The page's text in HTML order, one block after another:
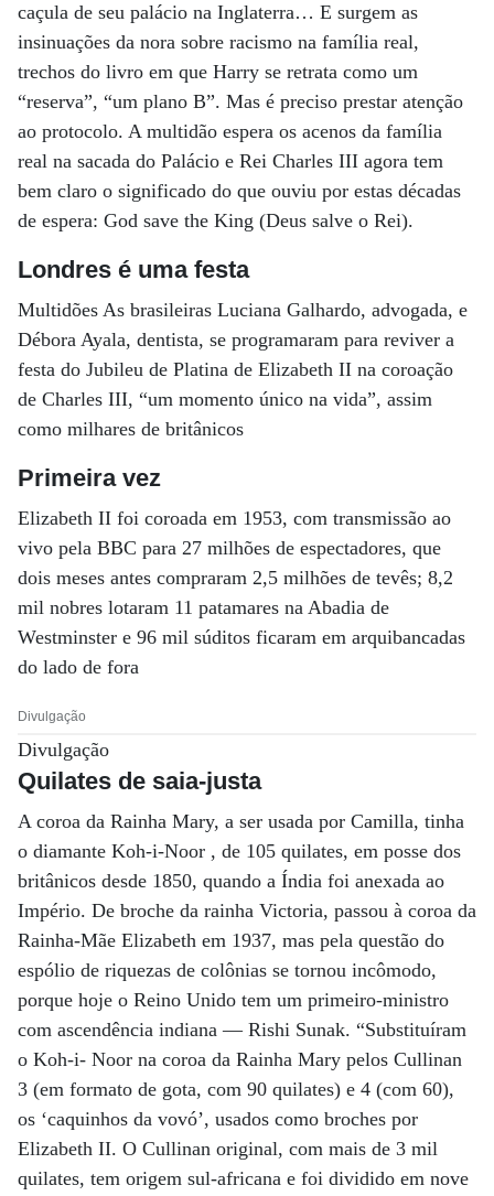
caçula de seu palácio na Inglaterra… E surgem as
insinuações da nora sobre racismo na família real,
trechos do livro em que Harry se retrata como um
“reserva”, “um plano B”. Mas é preciso prestar atenção
ao protocolo. A multidão espera os acenos da família
real na sacada do Palácio e Rei Charles III agora tem
bem claro o significado do que ouviu por estas décadas
de espera: God save the King (Deus salve o Rei).
Londres é uma festa
Multidões As brasileiras Luciana Galhardo, advogada, e
Débora Ayala, dentista, se programaram para reviver a
festa do Jubileu de Platina de Elizabeth II na coroação
de Charles III, “um momento único na vida”, assim
como milhares de britânicos
Primeira vez
Elizabeth II foi coroada em 1953, com transmissão ao
vivo pela BBC para 27 milhões de espectadores, que
dois meses antes compraram 2,5 milhões de tevês; 8,2
mil nobres lotaram 11 patamares na Abadia de
Westminster e 96 mil súditos ficaram em arquibancadas
do lado de fora
Divulgação
Divulgação
Quilates de saia-justa
A coroa da Rainha Mary, a ser usada por Camilla, tinha
o diamante Koh-i-Noor , de 105 quilates, em posse dos
britânicos desde 1850, quando a Índia foi anexada ao
Império. De broche da rainha Victoria, passou à coroa da
Rainha-Mãe Elizabeth em 1937, mas pela questão do
espólio de riquezas de colônias se tornou incômodo,
porque hoje o Reino Unido tem um primeiro-ministro
com ascendência indiana — Rishi Sunak. “Substituíram
o Koh-i- Noor na coroa da Rainha Mary pelos Cullinan
3 (em formato de gota, com 90 quilates) e 4 (com 60),
os ‘caquinhos da vovó’, usados como broches por
Elizabeth II. O Cullinan original, com mais de 3 mil
quilates, tem origem sul-africana e foi dividido em nove